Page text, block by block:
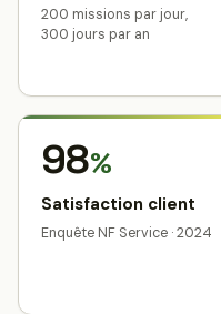
200 missions par jour,
300 jours par an
98%
Satisfaction client
Enquête NF Service · 2024